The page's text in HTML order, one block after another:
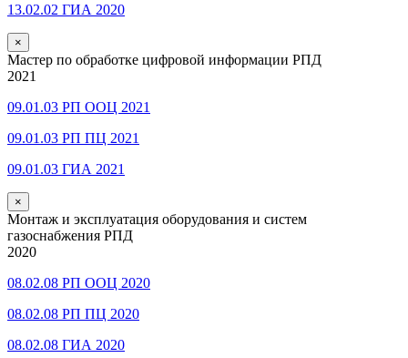
13.02.02 ГИА 2020
×
Мастер по обработке цифровой информации РПД
2021
09.01.03 РП ООЦ 2021
09.01.03 РП ПЦ 2021
09.01.03 ГИА 2021
×
Монтаж и эксплуатация оборудования и систем
газоснабжения РПД
2020
08.02.08 РП ООЦ 2020
08.02.08 РП ПЦ 2020
08.02.08 ГИА 2020